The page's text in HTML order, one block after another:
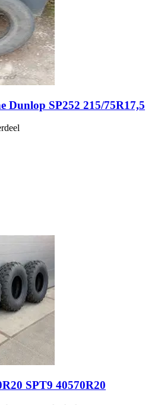
Dunlop SP252 215/75R17,5
SPT9 40570R20